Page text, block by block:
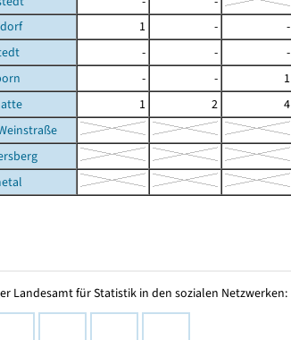
1 - -
- -
-
- - 1
1 2 4
Landesamt für Statistik in den sozialen Netzwerken: